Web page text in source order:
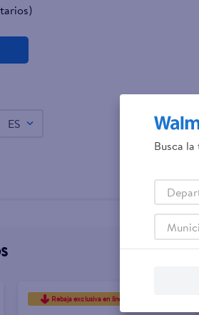
ES
Rebaja exclusiva en línea
Busca